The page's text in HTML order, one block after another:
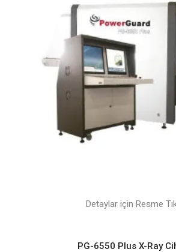
Detaylar için Resme
PG-6550 Plus X-Ray